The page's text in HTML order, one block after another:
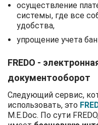
осуществление
системы, где все
удобства,
упрощение учета
FREDO -
документооборот
Следующий сервис,
использовать, это
M.E.Doc. По сути